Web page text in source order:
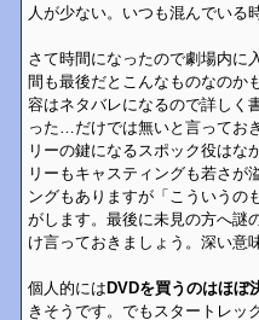
人が少ない。いつも混んでいる
さて時間になったので劇場内に
間も最後だとこんなものなのか
容はネタバレになるので詳しく
った…だけでは無いと言ってお
リーの鍵になるスポック役はな
リーもキャスティングも若さが
ングもありますが「こういうの
がします。最後に未見の方へ謎
け言っておきましょう。深い意
個人的にはDVDを買うのはほぼ
きそうです。でもスタートレッ